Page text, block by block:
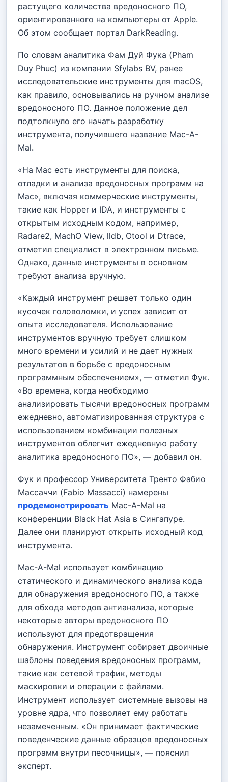
растущего количества вредоносного ПО,
ориентированного на компьютеры от Apple.
Об этом сообщает портал DarkReading.
По словам аналитика Фам Дуй Фука (Pham
Duy Phuc) из компании Sfylabs BV, ранее
исследовательские инструменты для macOS,
как правило, основывались на ручном анализе
вредоносного ПО. Данное положение дел
подтолкнуло его начать разработку
инструмента, получившего название Mac-A-
Mal.
«На Mac есть инструменты для поиска,
отладки и анализа вредоносных программ на
Mac», включая коммерческие инструменты,
такие как Hopper и IDA, и инструменты с
открытым исходным кодом, например,
Radare2, MachO View, lldb, Otool и Dtrace,
отметил специалист в электронном письме.
Однако, данные инструменты в основном
требуют анализа вручную.
«Каждый инструмент решает только один
кусочек головоломки, и успех зависит от
опыта исследователя. Использование
инструментов вручную требует слишком
много времени и усилий и не дает нужных
результатов в борьбе с вредоносным
программным обеспечением», — отметил Фук.
«Во времена, когда необходимо
анализировать тысячи вредоносных программ
ежедневно, автоматизированная структура с
использованием комбинации полезных
инструментов облегчит ежедневную работу
аналитика вредоносного ПО», — добавил он.
Фук и профессор Университета Тренто Фабио
Массаччи (Fabio Massacci) намерены
продемонстрировать Mac-A-Mal на
конференции Black Hat Asia в Сингапуре.
Далее они планируют открыть исходный код
инструмента.
Mac-A-Mal использует комбинацию
статического и динамического анализа кода
для обнаружения вредоносного ПО, а также
для обхода методов антианализа, которые
некоторые авторы вредоносного ПО
используют для предотвращения
обнаружения. Инструмент собирает двоичные
шаблоны поведения вредоносных программ,
такие как сетевой трафик, методы
маскировки и операции с файлами.
Инструмент использует системные вызовы на
уровне ядра, что позволяет ему работать
незамеченным. «Он принимает фактические
поведенческие данные образцов вредоносных
программ внутри песочницы», — пояснил
эксперт.